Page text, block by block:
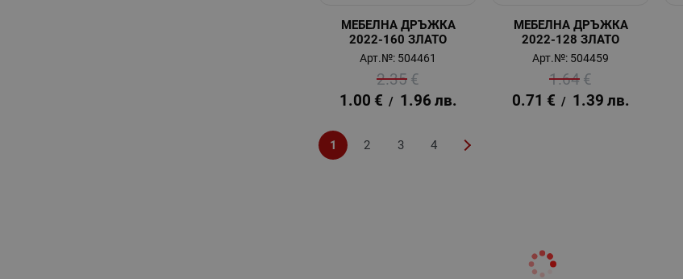
МЕБЕЛНА ДРЪЖКА
2022-160 ЗЛАТО
Арт.№: 504461
2.35 €
1.00 € / 1.96лв.
МЕБЕЛНА ДРЪЖКА
2022-128 ЗЛАТО
Арт.№: 504459
1.64 €
0.71 € / 1.39 лв.
1 2 3 4